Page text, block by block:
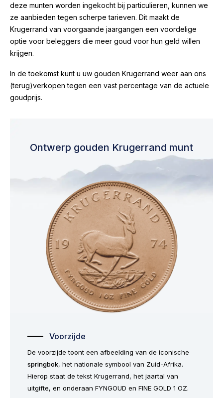
deze munten worden ingekocht bij particulieren, kunnen we
ze aanbieden tegen scherpe tarieven. Dit maakt de
Krugerrand van voorgaande jaargangen een voordelige
optie voor beleggers die meer goud voor hun geld willen
krijgen.
In de toekomst kunt u uw gouden Krugerrand weer aan ons
(terug)verkopen tegen een vast percentage van de actuele
goudprijs.
Ontwerp gouden Krugerrand munt
Voorzijde
De voorzijde toont een afbeelding van de iconische
springbok, het nationale symbool van Zuid-Afrika.
Hierop staat de tekst Krugerrand, het jaartal van
uitgifte, en onderaan FYNGOUD en FINE GOLD 1 OZ.